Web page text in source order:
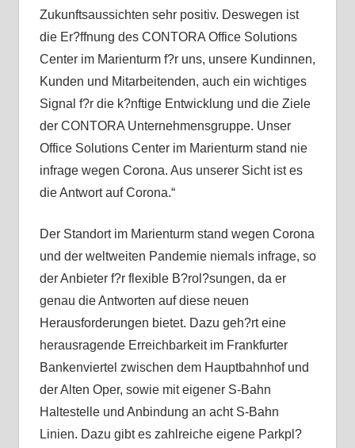
Zukunftsaussichten sehr positiv. Deswegen ist
die Er?ffnung des CONTORA Office Solutions
Center im Marienturm f?r uns, unsere Kundinnen,
Kunden und Mitarbeitenden, auch ein wichtiges
Signal f?r die k?nftige Entwicklung und die Ziele
der CONTORA Unternehmensgruppe. Unser
Office Solutions Center im Marienturm stand nie
infrage wegen Corona. Aus unserer Sicht ist es
die Antwort auf Corona.“
Der Standort im Marienturm stand wegen Corona
und der weltweiten Pandemie niemals infrage, so
der Anbieter f?r flexible B?rol?sungen, da er
genau die Antworten auf diese neuen
Herausforderungen bietet. Dazu geh?rt eine
herausragende Erreichbarkeit im Frankfurter
Bankenviertel zwischen dem Hauptbahnhof und
der Alten Oper, sowie mit eigener S-Bahn
Haltestelle und Anbindung an acht S-Bahn
Linien. Dazu gibt es zahlreiche eigene Parkpl?